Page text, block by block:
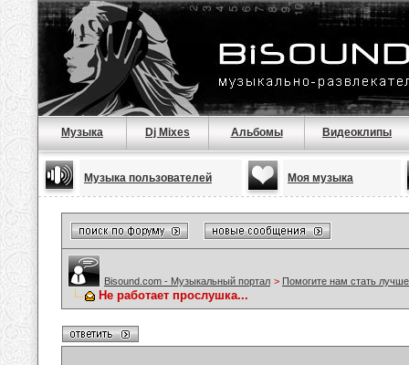
Музыка Dj Mixes Альбомы Видеоклипы
Музыка пользователей Моя музыка
Bisound.com - Музыкальный портал > Помогите нам стать
Не работает прослушка...